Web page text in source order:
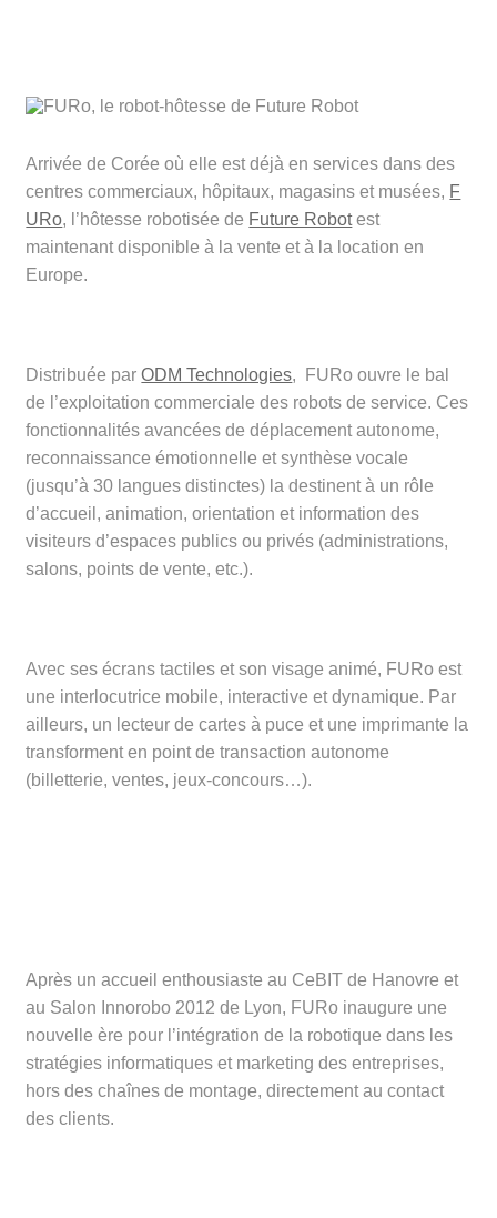
Arrivée de Corée où elle est déjà en services dans des
centres commerciaux, hôpitaux, magasins et musées, F
URo, l’hôtesse robotisée de Future Robotest
maintenant disponible à la vente et à la location en
Europe.
Distribuée parODM Technologies, FURo ouvre le bal
de l’exploitation commerciale des robots de service. Ces
fonctionnalités avancées de déplacement autonome,
reconnaissance émotionnelle et synthèse vocale
(jusqu’à 30 langues distinctes) la destinent à un rôle
d’accueil, animation, orientation et information des
visiteurs d’espaces publics ou privés (administrations,
salons, points de vente, etc.).
Avec ses écrans tactiles et son visage animé, FURo est
une interlocutrice mobile, interactive et dynamique. Par
ailleurs, un lecteur de cartes à puce et une imprimante la
transforment en point de transaction autonome
(billetterie, ventes, jeux-concours…).
Après un accueil enthousiaste au CeBIT de Hanovre et
au Salon Innorobo 2012 de Lyon, FURo inaugure une
nouvelle ère pour l’intégration de la robotique dans les
stratégies informatiques et marketing des entreprises,
hors des chaînes de montage, directement au contact
des clients.